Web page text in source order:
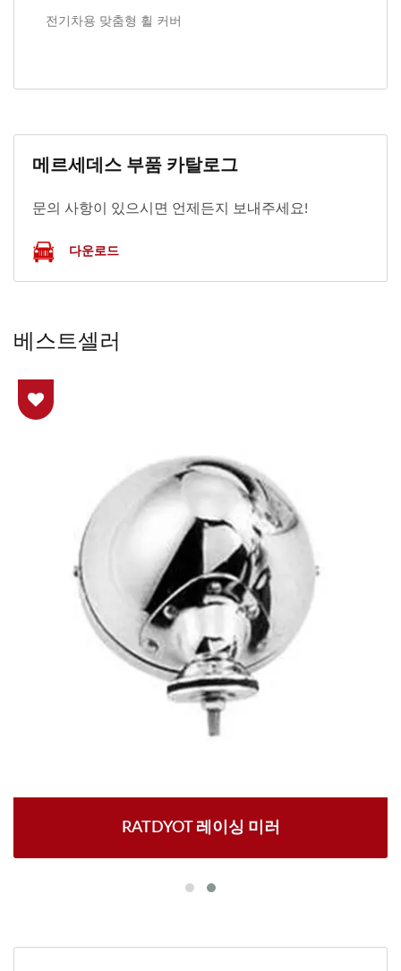
전기차용 맞춤형 휠 커버
메르세데스 부품 카탈로그
문의 사항이 있으시면 언제든지 보내주세요!
다운로드
베스트셀러
RATDYOT 레이싱 미러